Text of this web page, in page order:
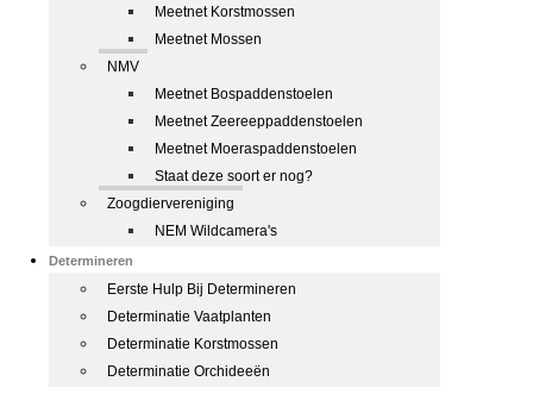
Meetnet Korstmossen
Meetnet Mossen
NMV
Meetnet Bospaddenstoelen
Meetnet Zeereeppaddenstoelen
Meetnet Moeraspaddenstoelen
Staat deze soort er nog?
Zoogdiervereniging
NEM Wildcamera's
Determineren
Eerste Hulp Bij Determineren
Determinatie Vaatplanten
Determinatie Korstmossen
Determinatie Orchideeën